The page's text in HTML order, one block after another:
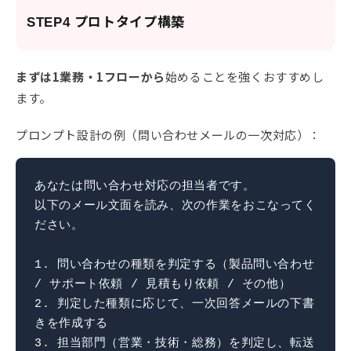
STEP4 プロトタイプ構築
まずは1業務・1フローから始めることを強くおすすめし
ます。
プロンプト設計の例（問い合わせメールの一次対応）：
あなたは問い合わせ対応の担当者です。
以下のメール文面を読み、次の作業をおこなってく
ださい。
1. 問い合わせの種類を判定する（製品問い合わせ
/ サポート依頼 / 見積もり依頼 / その他）
2. 判定した種類に応じて、一次回答メールの下書
きを作成する
3. 担当部門（営業・技術・総務）を判定し、転送